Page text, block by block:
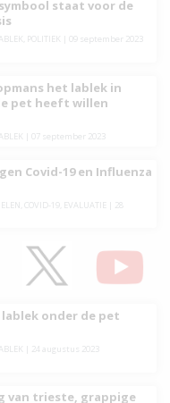
staat voor de
POLITIEK 09 september 2023
het lablek in
pet heeft willen
07 september 2023
Covid-19 en Influenza
COVID-19, EVALUATIE
28
lablek onder de pet
24 augustus 2023
van trieste, grappige